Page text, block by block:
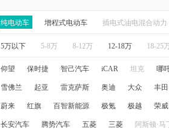
纯电动车 增程式电动车 插电式油电混合动力
5万以下 5-8万 8-12万 12-18万 18-25
仰望 保时捷 智己汽车 iCAR 坦克 哪
雪佛兰 起亚 雷克萨斯 奥迪 大众 丰田
蔚来 红旗 百智新能源 极氪 极越 荣威
长安汽车 腾势汽车 五菱 三菱 阿斯顿·马